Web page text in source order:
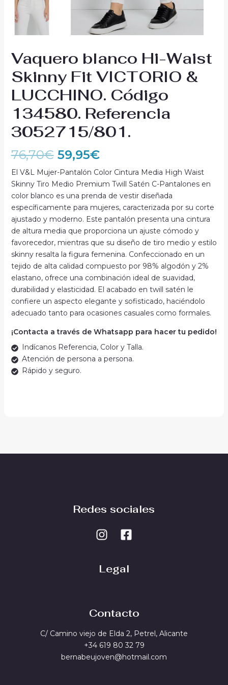
Vaquero blanco Hi-Waist
Skinny Fit VICTORIO &
LUCCHINO. Código
134580. Referencia
3052715/801.
76,70€ 59,95€
El V&L Mujer-Pantalón Color Cintura Media High Waist
Skinny Tiro Medio Premium Twill Satén C-Pantalones en
color blanco es una prenda de vestir diseñada
específicamente para mujeres, caracterizada por su corte
ajustado y moderno. Este pantalón presenta una cintura
de altura media que proporciona un ajuste cómodo y
favorecedor, mientras que su diseño de tiro medio y estilo
skinny resalta la figura femenina. Confeccionado en un
tejido de alta calidad compuesto por 98% algodón y 2%
elastano, ofrece una combinación ideal de suavidad,
durabilidad y elasticidad. El acabado en twill satén le
confiere un aspecto elegante y sofisticado, haciéndolo
adecuado tanto para ocasiones casuales como formales.
¡Contacta a través de Whatsapp para hacer tu pedido!
Indícanos Referencia, Color y Talla.
Atención de persona a persona.
Rápido y seguro.
Redes sociales
Legal
Contacto
C/ Camino viejo de Elda 2, Petrel, Alicante
+34 619 80 32 79
bernabeujoven@hotmail.com